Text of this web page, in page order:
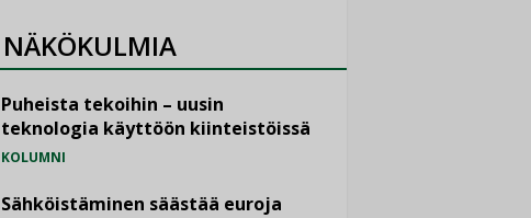
NÄKÖKULMIA
Puheista tekoihin – uusin
teknologia käyttöön kiinteistöissä
KOLUMNI
Sähköistäminen säästää euroja